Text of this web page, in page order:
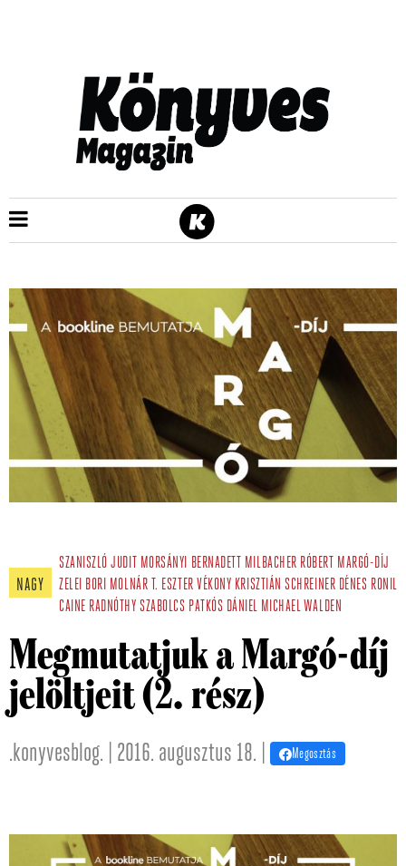
NAGY
SZANISZLÓ JUDIT MORSÁNYI BERNADETT MILBACHER RÓBERT MARGÓ-DÍJ
ZELEI BORI MOLNÁR T. ESZTER VÉKONY KRISZTIÁN SCHREINER DÉNES RONIL
CAINE RADNÓTHY SZABOLCS PATKÓS DÁNIEL MICHAEL WALDEN
Megmutatjuk a Margó-díj
jelöltjeit (2. rész)
.konyvesblog. | 2016. augusztus 18. | Megosztás